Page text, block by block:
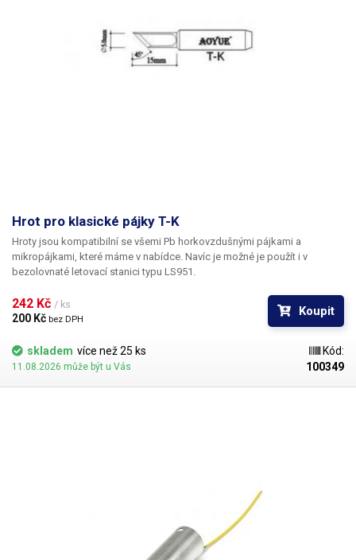
Hrot pro klasické pájky T-K
Hroty jsou kompatibilní se všemi Pb horkovzdušnými pájkami a
mikropájkami, které máme v nabídce. Navíc je možné je použít i v
bezolovnaté letovací stanici typu LS951.
242 Kč / ks
200 Kč bez DPH
Koupit
skladem více než 25 ks
11.08.2026 může být u Vás
Kód:
100349